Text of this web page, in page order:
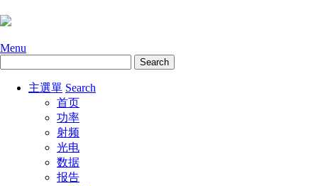
Menu
主選單 Search
首页
功率
射频
光电
数据
报告